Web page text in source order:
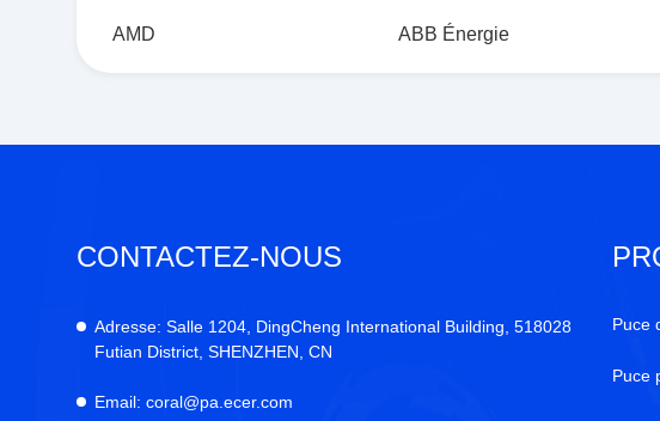
AMD ABB Énergie
CONTACTEZ-NOUS
Adresse: Salle 1204, DingCheng International Building, 518028
Futian District, SHENZHEN, CN
Email: coral@pa.ecer.com
Puce
Puce